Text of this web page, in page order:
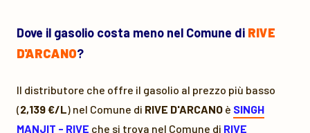
Dove il gasolio costa meno nel Comune di RIVE
D'ARCANO?
Il distributore che offre il gasolio al prezzo più basso
(2,139 €/L) nel Comune di RIVE D'ARCANO è SINGH
MANJIT - RIVE che si trova nel Comune di RIVE